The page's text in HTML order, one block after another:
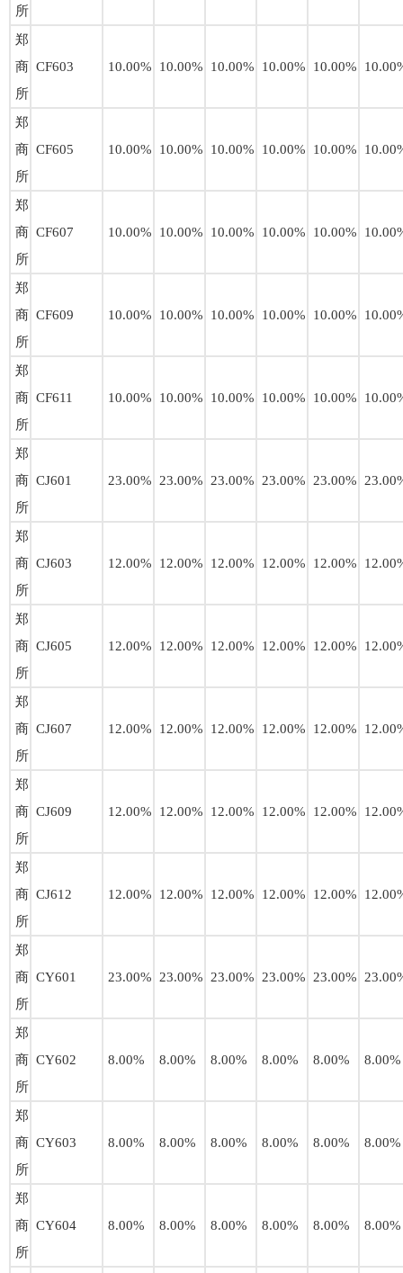
所
郑
商
所
CF603 10.00% 10.00% 10.00% 10.00% 10.00%
郑
商
所
CF605 10.00% 10.00% 10.00% 10.00% 10.00%
郑
商
所
CF607 10.00% 10.00% 10.00% 10.00% 10.00%
郑
商
所
CF609 10.00% 10.00% 10.00% 10.00% 10.00%
郑
商
所
CF611 10.00% 10.00% 10.00% 10.00% 10.00%
郑
商
所
CJ601 23.00% 23.00% 23.00% 23.00% 23.00%
郑
商
所
CJ603 12.00% 12.00% 12.00% 12.00% 12.00%
郑
商
所
CJ605 12.00% 12.00% 12.00% 12.00% 12.00%
郑
商
所
CJ607 12.00% 12.00% 12.00% 12.00% 12.00%
郑
商
所
CJ609 12.00% 12.00% 12.00% 12.00% 12.00%
郑
商
所
CJ612 12.00% 12.00% 12.00% 12.00% 12.00%
郑
商
所
CY601 23.00% 23.00% 23.00% 23.00% 23.00%
郑
商
所
CY602 8.00% 8.00% 8.00% 8.00% 8.00% 8.00%
郑
商
所
CY603 8.00% 8.00% 8.00% 8.00% 8.00% 8.00%
郑
商
所
CY604 8.00% 8.00% 8.00% 8.00% 8.00% 8.00%